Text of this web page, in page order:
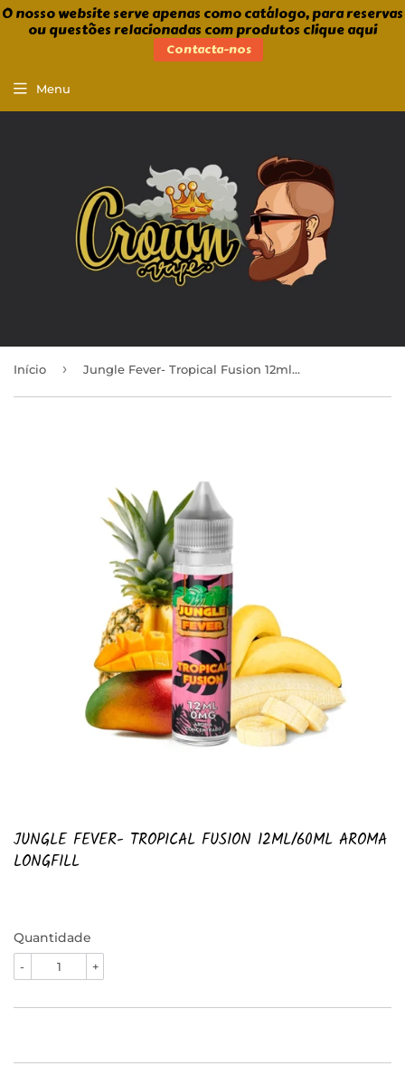
O nosso website serve apenas como catálogo, para reservas
ou questões relacionadas com produtos clique aqui
Contacta-nos
Menu
Início › Jungle Fever- Tropical Fusion 12ml/60ml Aroma Longfill
JUNGLE FEVER- TROPICAL FUSION 12ML/60ML AROMA
LONGFILL
Quantidade
+
-